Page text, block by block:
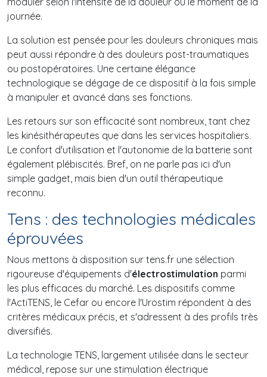
journée.
La solution est pensée pour les douleurs chroniques mais
peut aussi répondre à des douleurs post-traumatiques
ou postopératoires. Une certaine élégance
technologique se dégage de ce dispositif à la fois simple
à manipuler et avancé dans ses fonctions.
Les retours sur son efficacité sont nombreux, tant chez
les kinésithérapeutes que dans les services hospitaliers.
Le confort d'utilisation et l'autonomie de la batterie sont
également plébiscités. Bref, on ne parle pas ici d'un
simple gadget, mais bien d'un outil thérapeutique
reconnu.
Tens : des technologies médicales
éprouvées
Nous mettons à disposition sur tens.fr une sélection
rigoureuse d'équipements d'électrostimulation parmi
les plus efficaces du marché. Les dispositifs comme
l'ActiTENS, le Cefar ou encore l'Urostim répondent à des
critères médicaux précis, et s'adressent à des profils très
diversifiés.
La technologie TENS, largement utilisée dans le secteur
médical, repose sur une stimulation électrique